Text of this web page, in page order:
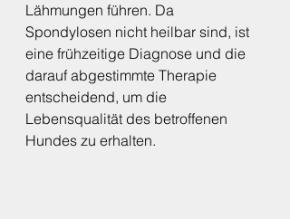
Lähmungen führen. Da
Spondylosen nicht heilbar sind, ist
eine frühzeitige Diagnose und die
darauf abgestimmte Therapie
entscheidend, um die
Lebensqualität des betroffenen
Hundes zu erhalten.